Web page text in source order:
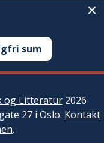
sum
og Litteratur2026
27 i Oslo. Kontakt
.